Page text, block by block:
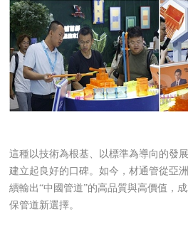
這種以技術為根基、以標準為導向的發
建立起良好的口碑。如今，材通管從亞
續輸出“中國管道”的高品質與高價值，
保管道新選擇。